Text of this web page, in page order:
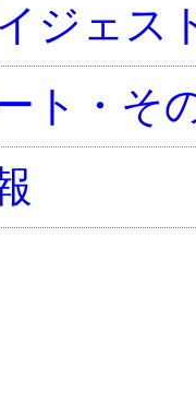
ジェス
ト・そ